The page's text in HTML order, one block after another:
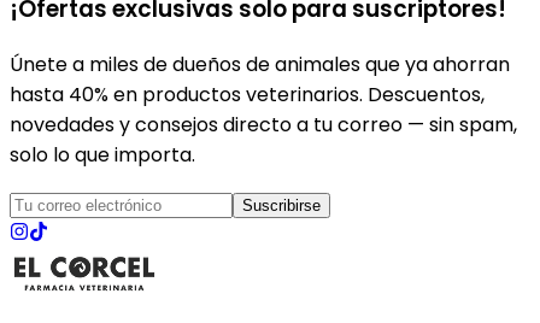
¡Ofertas exclusivas solo para suscriptores!
Únete a miles de dueños de animales que ya ahorran
hasta 40% en productos veterinarios. Descuentos,
novedades y consejos directo a tu correo — sin spam,
solo lo que importa.
Suscribirse